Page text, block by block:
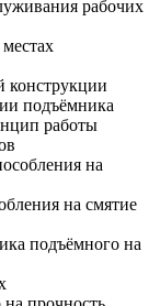
рабочих
конструкции
подъёмника
работы
на
на смятие
подъёмного на